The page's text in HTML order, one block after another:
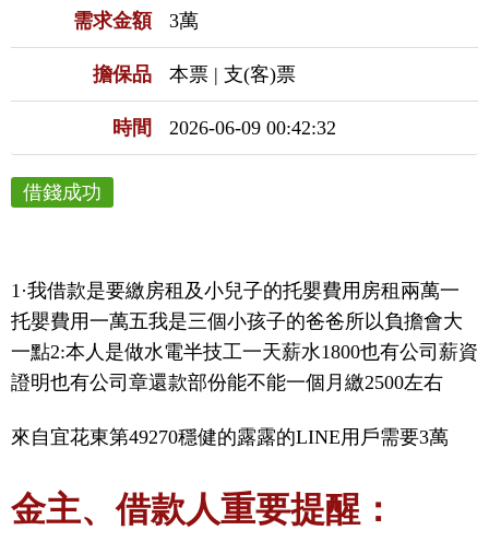
需求金額 3萬
擔保品 本票 | 支(客)票
時間 2026-06-09 00:42:32
借錢成功
1·我借款是要繳房租及小兒子的托嬰費用房租兩萬一
托嬰費用一萬五我是三個小孩子的爸爸所以負擔會大
一點2:本人是做水電半技工一天薪水1800也有公司薪資
證明也有公司章還款部份能不能一個月繳2500左右
來自宜花東第49270穩健的露露的LINE用戶需要3萬
金主、借款人重要提醒：